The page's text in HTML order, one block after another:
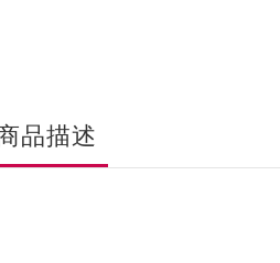
品描述